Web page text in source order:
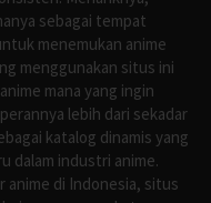
sebagai tempat
menemukan anime
menggunakan situs ini
mana yang ingin
lebih dari sekadar
katalog dinamis yang
dalam industri anime.
anime di Indonesia, situs